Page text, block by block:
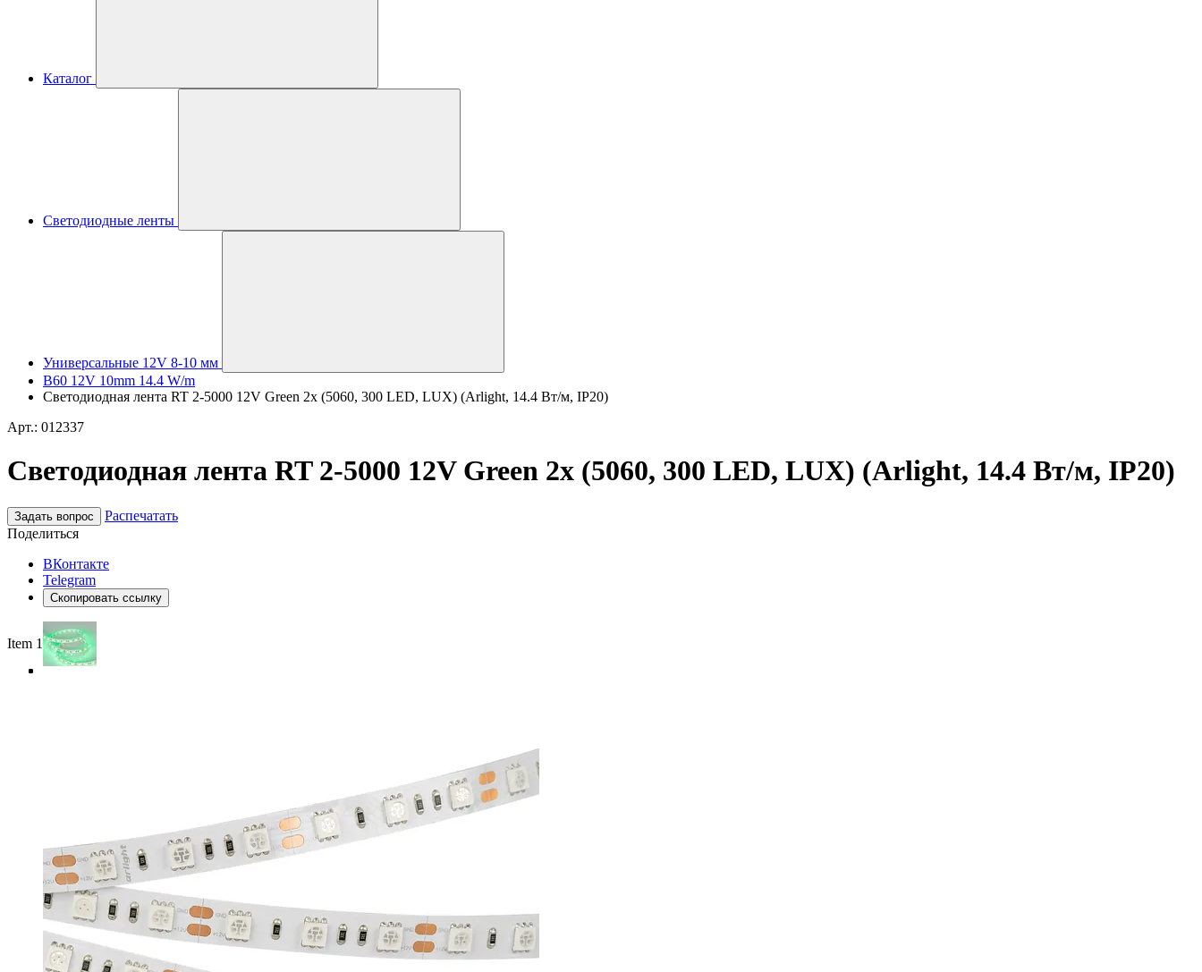
Каталог
Светодиодные ленты
Универсальные 12V 8-10 мм
B60 12V 10mm 14.4 W/m
Светодиодная лента RT 2-5000 12V Green 2x (5060, 300 LED, LUX) (Arlight, 14.4 Вт/м, IP20)
Арт.: 012337
Светодиодная лента RT 2-5000 12V Green 2x (5060, 300 LED, LUX) (Arlight, 14.4 Вт/м, IP20)
Задать вопрос
Распечатать
Поделиться
ВКонтакте
Telegram
Скопировать ссылку
Item 1 of 4